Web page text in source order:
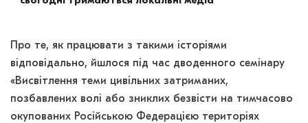
Про те, як працювати з такими історіями
відповідально, йшлося під час дводенного семінару
«Висвітлення теми цивільних затриманих,
позбавлених волі або зниклих безвісти на тимчасово
окупованих Російською Федерацією територіях